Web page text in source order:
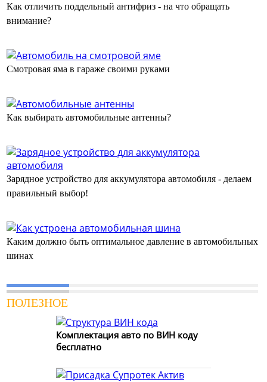
Как отличить поддельный антифриз - на что обращать
внимание?
Смотровая яма в гараже своими руками
Как выбирать автомобильные антенны?
Зарядное устройство для аккумулятора автомобиля - делаем
правильный выбор!
Каким должно быть оптимальное давление в автомобильных
шинах
ПОЛЕЗНОЕ
Комплектация авто по ВИН коду
бесплатно